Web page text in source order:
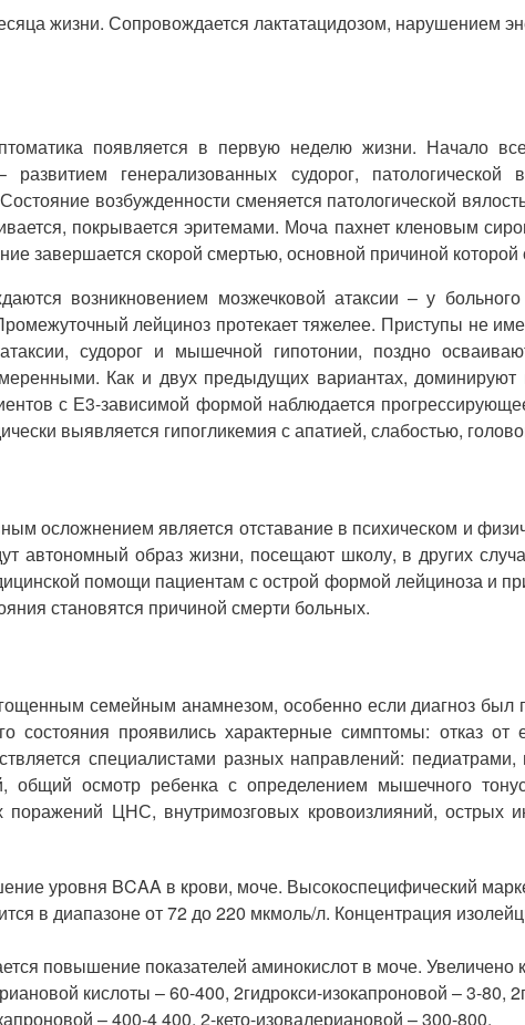
жизни. Сопровождается лактатацидозом, нарушением
появляется в первую неделю жизни. Начало
генерализованных судорог,
возбужденности сменяется патологической
покрывается эритемами. Моча пахнет кленовым
завершается скорой смертью, основной причиной которой
возникновением мозжечковой атаксии – у
лейциноз протекает тяжелее. Приступы не
судорог и мышечной гипотонии, поздно
Как и двух предыдущих вариантах,
с Е3-зависимой формой наблюдается
выявляется гипогликемия с апатией, слабостью,
осложнением является отставание в психическом и
автономный образ жизни, посещают школу, в других
помощи пациентам с острой формой лейциноза и
становятся причиной смерти больных.
семейным анамнезом, особенно если диагноз был
состояния проявились характерные симптомы: отказ
специалистами разных направлений:
общий осмотр ребенка с определением мышечного
поражений ЦНС, внутримозговых кровоизлияний,
уровня BCAA в крови, моче. Высокоспецифический
в диапазоне от 72 до 220 мкмоль/л. Концентрация
повышение показателей аминокислот в моче.
кислоты – 60-400, 2гидрокси-изокапроновой – 3-80,
– 400-4 400, 2-кето-изовалериановой – 300-800.